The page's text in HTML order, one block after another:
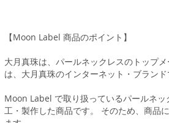
【Moon Label 商品のポイント】
大月真珠は、パールネックレスのトップ
は、大月真珠のインターネット・ブランド
Moon Label で取り扱っているパールネッ
工・製作した商品です。 そのため、商品